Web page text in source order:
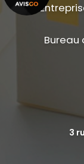
Bureau
3
Voir le certificat